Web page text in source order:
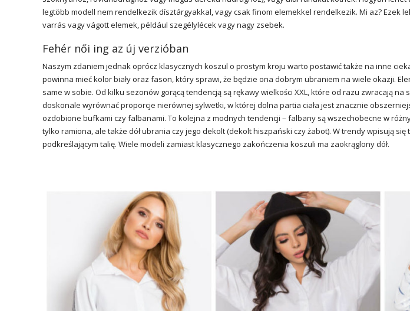
legtöbb modell nem rendelkezik dísztárgyakkal, vagy csak finom elemekkel rendelkezik. Mi az? Ezek
varrás vagy vágott elemek, például szegélylécek vagy nagy zsebek.
Fehér női ing az új verzióban
Naszym zdaniem jednak oprócz klasycznych koszul o prostym kroju warto postawić także na inne
powinna mieć kolor biały oraz fason, który sprawi, że będzie ona dobrym ubraniem na wiele okazji.
same w sobie. Od kilku sezonów gorącą tendencją są rękawy wielkości XXL, które od razu zwracają
doskonale wyrównać proporcje nierównej sylwetki, w której dolna partia ciała jest znacznie
ozdobione bufkami czy falbanami. To kolejna z modnych tendencji – falbany są wszechobecne w
tylko ramiona, ale także dół ubrania czy jego dekolt (dekolt hiszpański czy żabot). W trendy wpisują
podkreślającym talię. Wiele modeli zamiast klasycznego zakończenia koszuli ma zaokrąglony dół.